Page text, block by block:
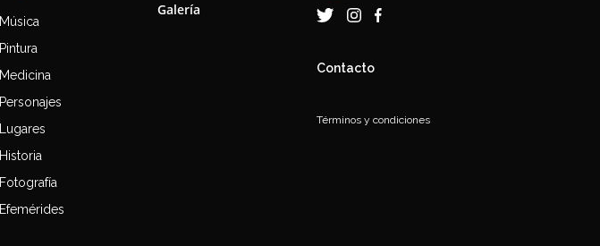
Música
Pintura
Medicina
Personajes
Lugares
Historia
Fotografía
Efemérides
Galería
Contacto
Términos y condiciones